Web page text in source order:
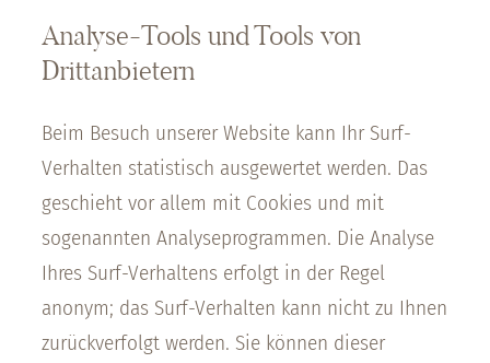
Analyse-Tools und Tools von
Drittanbietern
Beim Besuch unserer Website kann Ihr Surf-
Verhalten statistisch ausgewertet werden. Das
geschieht vor allem mit Cookies und mit
sogenannten Analyseprogrammen. Die Analyse
Ihres Surf-Verhaltens erfolgt in der Regel
anonym; das Surf-Verhalten kann nicht zu Ihnen
zurückverfolgt werden. Sie können dieser